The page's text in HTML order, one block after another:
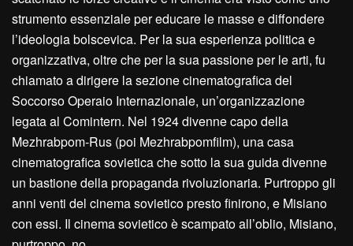
strumento essenziale per educare le masse e diffondere
l’ideologia bolscevica. Per la sua esperienza politica e
organizzativa, oltre che per la sua passione per le arti, fu
chiamato a dirigere la sezione cinematografica del
Soccorso Operaio Internazionale, un’organizzazione
legata al Comintern. Nel 1924 divenne capo della
Mezhrabpom-Rus (poi Mezhrabpomfilm), una casa
cinematografica sovietica che sotto la sua guida divenne
un bastione della propaganda rivoluzionaria. Purtroppo gli
anni venti del cinema sovietico presto finirono, e Misiano
con essi. Il cinema sovietico è scampato all’oblio, Misiano,